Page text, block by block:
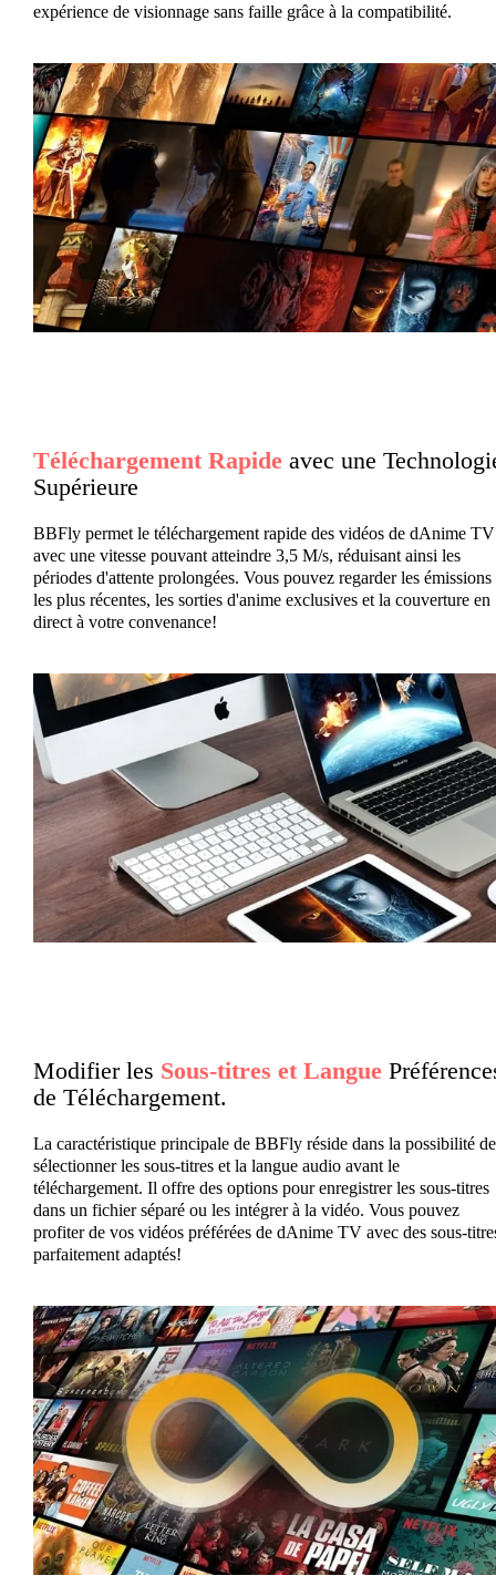
expérience de visionnage sans faille grâce à la compatibilité.
Téléchargement Rapideavec une
Supérieure
BBFly permet le téléchargement rapide des vidéos de dAnime TV
avec une vitesse pouvant atteindre 3,5 M/s, réduisant ainsi les
périodes d'attente prolongées. Vous pouvez regarder les émissions
les plus récentes, les sorties d'anime exclusives et la couverture en
direct à votre convenance!
Modifier les Sous-titres et Langue
de Téléchargement.
La caractéristique principale de BBFly réside dans la possibilité de
sélectionner les sous-titres et la langue audio avant le
téléchargement. Il offre des options pour enregistrer les sous-titres
dans un fichier séparé ou les intégrer à la vidéo. Vous pouvez
profiter de vos vidéos préférées de dAnime TV avec des sous-
parfaitement adaptés!